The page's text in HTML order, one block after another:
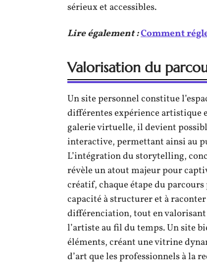
sérieux et accessibles.
Lire également :Comment
Valorisation du
Un site personnel constitue
différentes expérience artistique
galerie virtuelle, il devient
interactive, permettant ainsi au
L’intégration du storytelling,
révèle un atout majeur pour
créatif, chaque étape du
capacité à structurer et à
différenciation, tout en valorisant
l’artiste au fil du temps. Un site
éléments, créant une vitrine
d’art que les professionnels à la